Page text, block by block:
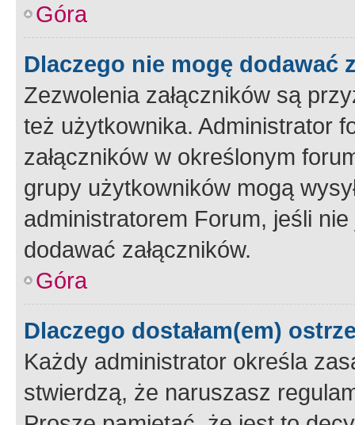
Góra
Dlaczego nie mogę dodawać
Zezwolenia załączników są
też użytkownika. Administrator
załączników w określonym
grupy użytkowników mogą
administratorem Forum, jeśli
dodawać załączników.
Góra
Dlaczego dostałam(em)
Każdy administrator określa
stwierdzą, że naruszasz